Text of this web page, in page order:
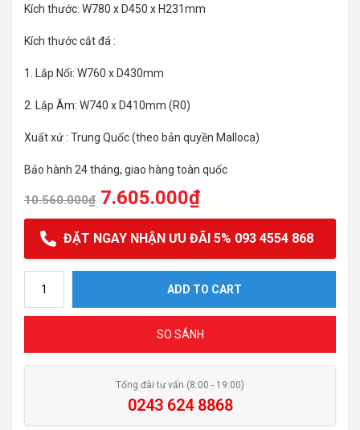
Kích thước: W780 x D450 x H231mm
Kích thước cắt đá :
1. Lắp Nổi: W760 x D430mm
2. Lắp Âm: W740 x D410mm (R0)
Xuất xứ : Trung Quốc (theo bản quyền Malloca)
Bảo hành 24 tháng, giao hàng toàn quốc
10.560.000₫ 7.605.000₫
ĐẶT NGAY NHẬN ƯU ĐÃI 5% 093 4554 868
ADD TO CART
SO SÁNH
Tổng đài tư vấn (8:00 - 19:00)
0243 624 8868